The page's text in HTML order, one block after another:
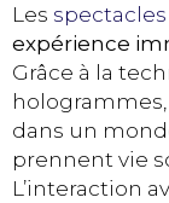
Les
expérience
Grâce à la
dans un
prennent vie
L’interaction